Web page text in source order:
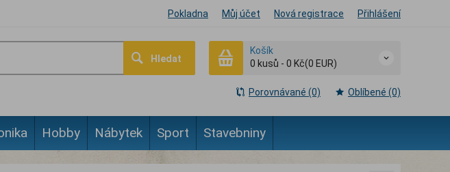
Pokladna Můj účet Nová registrace Přihlášení
Hledat
Košík
0 kusů - 0 Kč(0 EUR)
Porovnávané (0) Oblíbené (0)
Hobby Nábytek Sport Stavebniny